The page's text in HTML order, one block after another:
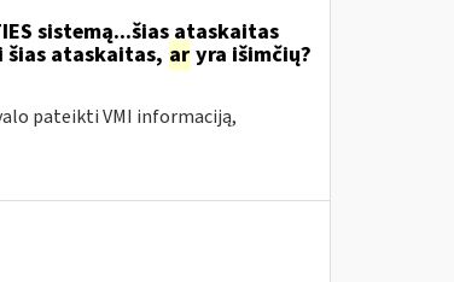
sistemą...šias ataskaitas
ataskaitas, aryra išimčių?
pateikti VMI informaciją,